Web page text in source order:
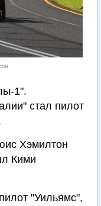
1".
стал пилот
Хэмилтон
Кими
"Уильямс",